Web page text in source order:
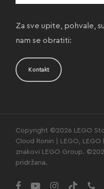
Za sve upite, pohvale,
nam se obratiti:
Kontakt
Copyright ©2026 LEGO
Cloud Ronin | LEGO,
znakovi LEGO Group.
pridržana.
facebookyoutubeinstagram
tiktok